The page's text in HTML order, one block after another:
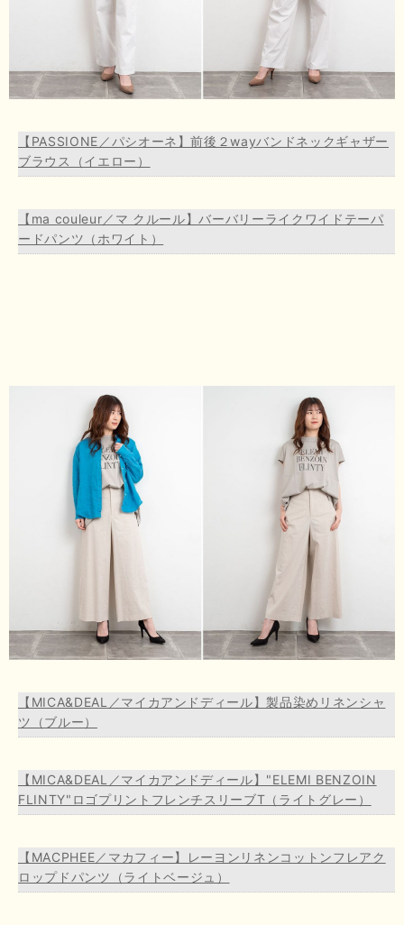
【PASSIONE／パシオーネ】前後２wayバンドネックギャザー
ブラウス（イエロー）
【ma couleur／マ クルール】バーバリーライクワイドテーパ
ードパンツ（ホワイト）
【MICA&DEAL／マイカアンドディール】製品染めリネンシャ
ツ（ブルー）
【MICA&DEAL／マイカアンドディール】"ELEMI BENZOIN
FLINTY"ロゴプリントフレンチスリーブT（ライトグレー）
【MACPHEE／マカフィー】レーヨンリネンコットンフレアク
ロップドパンツ（ライトベージュ）